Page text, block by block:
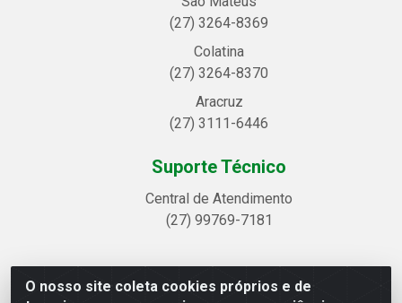
O nosso site coleta cookies próprios e de
(27) 3264-8369
Colatina
(27) 3264-8370
Aracruz
(27) 3111-6446
Suporte Técnico
Central de Atendimento
(27) 99769-7181
Linhavix Distribuidora LTDA - Avenida Alegre, 2521 -